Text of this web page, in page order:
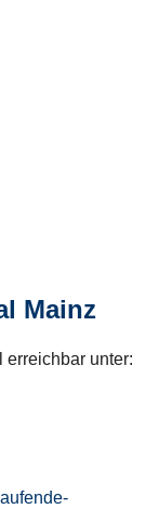
Mainz
erreichbar unter: